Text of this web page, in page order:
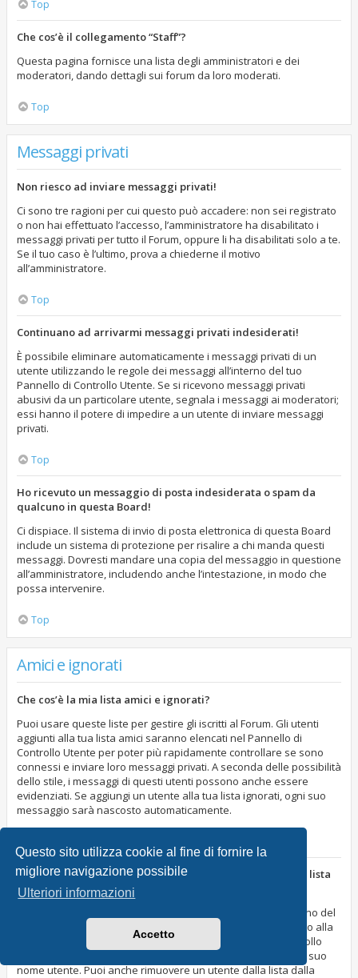
Questo sito utilizza cookie al fine di fornire la
migliore navigazione possibile
Ulteriori informazioni
Accetto
Top
Che cos’è il collegamento “Staff”?
Questa pagina fornisce una lista degli amministratori e dei
moderatori, dando dettagli sui forum da loro moderati.
Top
Messaggi privati
Non riesco ad inviare messaggi privati!
Ci sono tre ragioni per cui questo può accadere: non sei registrato
o non hai effettuato l’accesso, l’amministratore ha disabilitato i
messaggi privati per tutto il Forum, oppure li ha disabilitati solo a te.
Se il tuo caso è l’ultimo, prova a chiederne il motivo
all’amministratore.
Top
Continuano ad arrivarmi messaggi privati indesiderati!
È possibile eliminare automaticamente i messaggi privati ​​di un
utente utilizzando le regole dei messaggi all’interno del tuo
Pannello di Controllo Utente. Se si ricevono messaggi privati ​​
abusivi da un particolare utente, segnala i messaggi ai moderatori;
essi hanno il potere di impedire a un utente di inviare messaggi
privati​​.
Top
Ho ricevuto un messaggio di posta indesiderata o spam da
qualcuno in questa Board!
Ci dispiace. Il sistema di invio di posta elettronica di questa Board
include un sistema di protezione per risalire a chi manda questi
messaggi. Dovresti mandare una copia del messaggio in questione
all’amministratore, includendo anche l’intestazione, in modo che
possa intervenire.
Top
Amici e ignorati
Che cos’è la mia lista amici e ignorati?
Puoi usare queste liste per gestire gli iscritti al Forum. Gli utenti
aggiunti alla tua lista amici saranno elencati nel Pannello di
Controllo Utente per poter più rapidamente controllare se sono
connessi e inviare loro messaggi privati. A seconda delle possibilità
dello stile, i messaggi di questi utenti possono anche essere
evidenziati. Se aggiungi un utente alla tua lista ignorati, ogni suo
messaggio sarà nascosto automaticamente.
Come posso aggiungere o rimuovere un utente dalla mia lista
amici o ignorati?
Puoi aggiungere un utente alla tua lista in due modi. All’interno del
profilo di ciascun utente, c’è un collegamento per aggiungerlo alla
tua lista amici o ignorati. Altrimenti, dal tuo Pannello di Controllo
Utente puoi aggiungere direttamente un utente inserendo il suo
nome utente. Puoi anche rimuovere un utente dalla lista dalla